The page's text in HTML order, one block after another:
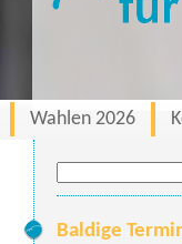
Wahlen 2026
nach:
Baldige